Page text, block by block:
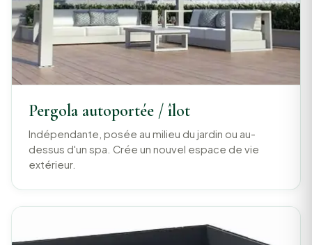
Pergola autoportée / îlot
Indépendante, posée au milieu du jardin ou au-
dessus d'un spa. Crée un nouvel espace de vie
extérieur.